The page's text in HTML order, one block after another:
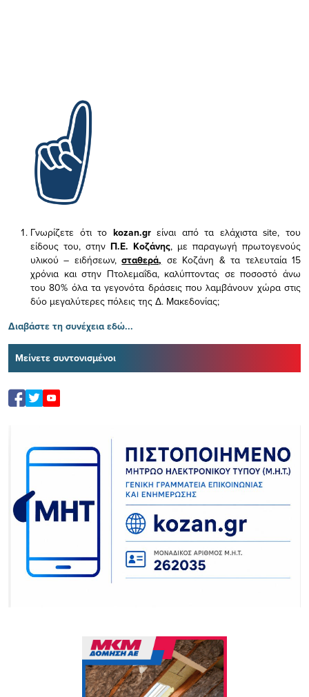
Γνωρίζετε ότι το kozan.gr είναι από τα ελάχισταsite, του
είδους του, στην Π.Ε. Κοζάνης, με παραγωγή πρωτογενούς
υλικού – ειδήσεων,σταθερά, σε Κοζάνη & τα τελευταία 15
χρόνια και στην Πτολεμαΐδα, καλύπτοντας σε ποσοστό άνω
του 80% όλα τα γεγονότα δράσεις που λαμβάνουν χώρα στις
δύο μεγαλύτερες πόλεις της Δ. Μακεδονίας;
Διαβάστε τη συνέχεια εδώ...
Μείνετε συντονισμένοι